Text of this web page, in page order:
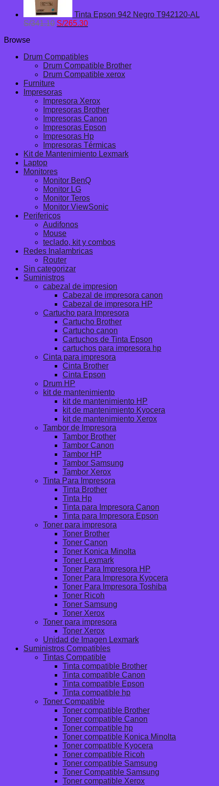
Tinta Epson 942 Negro T942120-AL
S/341.10 El
S/341.10.
S/265.30El
S/265.30.
Browse
Drum Compatibles
Drum Compatible Brother
Drum Compatible xerox
Furniture
Impresoras
Impresora Xerox
Impresoras Brother
Impresoras Canon
Impresoras Epson
Impresoras Hp
Impresoras Térmicas
Kit de Mantenimiento Lexmark
Laptop
Monitores
Monitor BenQ
Monitor LG
Monitor Teros
Monitor ViewSonic
Perifericos
Audifonos
Mouse
teclado, kit y combos
Redes Inalambricas
Router
Sin categorizar
Suministros
cabezal de impresion
Cabezal de impresora canon
Cabezal de impresora HP
Cartucho para Impresora
Cartucho Brother
Cartucho canon
Cartuchos de Tinta Epson
cartuchos para impresora hp
Cinta para impresora
Cinta Brother
Cinta Epson
Drum HP
kit de mantenimiento
kit de mantenimiento HP
kit de mantenimiento Kyocera
kit de mantenimiento Xerox
Tambor de Impresora
Tambor Brother
Tambor Canon
Tambor HP
Tambor Samsung
Tambor Xerox
Tinta Para Impresora
Tinta Brother
Tinta Hp
Tinta para Impresora Canon
Tinta para Impresora Epson
Toner para impresora
Toner Brother
Toner Canon
Toner Konica Minolta
Toner Lexmark
Toner Para Impresora HP
Toner Para Impresora Kyocera
Toner Para Impresora Toshiba
Toner Ricoh
Toner Samsung
Toner Xerox
Toner para impresora
Toner Xerox
Unidad de Imagen Lexmark
Suministros Compatibles
Tintas Compatible
Tinta compatible Brother
Tinta compatible Canon
Tinta compatible Epson
Tinta compatible hp
Toner Compatible
Toner compatible Brother
Toner compatible Canon
Toner compatible hp
Toner compatible Konica Minolta
Toner compatible Kyocera
Toner compatible Ricoh
Toner compatible Samsung
Toner Compatible Samsung
Toner compatible Xerox